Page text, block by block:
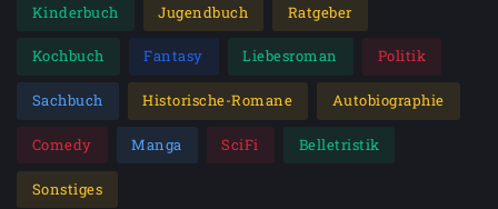
Kinderbuch Jugendbuch Ratgeber
Kochbuch Fantasy Liebesroman Politik
Sachbuch Historische-Romane Autobiographie
Comedy Manga SciFi Belletristik
Sonstiges